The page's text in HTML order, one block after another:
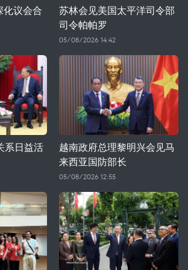
议会合
苏林会见美国太平洋司令部
司令帕帕罗
05/08/2026 14:42
系日益活
越南政府总理黎明兴会见马
来西亚国防部长
05/08/2026 12:55